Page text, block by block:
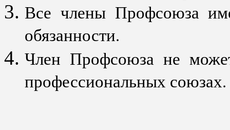
Все члены Профсоюза
обязанности.
Член Профсоюза не
профессиональных союзах.